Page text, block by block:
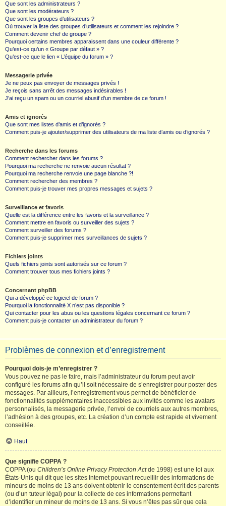
Que sont les administrateurs ?
Que sont les modérateurs ?
Que sont les groupes d’utilisateurs ?
Où trouver la liste des groupes d’utilisateurs et comment les rejoindre ?
Comment devenir chef de groupe ?
Pourquoi certains membres apparaissent dans une couleur différente ?
Qu’est-ce qu’un « Groupe par défaut » ?
Qu’est-ce que le lien « L’équipe du forum » ?
Messagerie privée
Je ne peux pas envoyer de messages privés !
Je reçois sans arrêt des messages indésirables !
J’ai reçu un spam ou un courriel abusif d’un membre de ce forum !
Amis et ignorés
Que sont mes listes d’amis et d’ignorés ?
Comment puis-je ajouter/supprimer des utilisateurs de ma liste d’amis ou d’ignorés ?
Recherche dans les forums
Comment rechercher dans les forums ?
Pourquoi ma recherche ne renvoie aucun résultat ?
Pourquoi ma recherche renvoie une page blanche ?!
Comment rechercher des membres ?
Comment puis-je trouver mes propres messages et sujets ?
Surveillance et favoris
Quelle est la différence entre les favoris et la surveillance ?
Comment mettre en favoris ou surveiller des sujets ?
Comment surveiller des forums ?
Comment puis-je supprimer mes surveillances de sujets ?
Fichiers joints
Quels fichiers joints sont autorisés sur ce forum ?
Comment trouver tous mes fichiers joints ?
Concernant phpBB
Qui a développé ce logiciel de forum ?
Pourquoi la fonctionnalité X n’est pas disponible ?
Qui contacter pour les abus ou les questions légales concernant ce forum ?
Comment puis-je contacter un administrateur du forum ?
Problèmes de connexion et d’enregistrement
Pourquoi dois-je m’enregistrer ?
Vous pouvez ne pas le faire, mais l’administrateur du forum peut avoir
configuré les forums afin qu’il soit nécessaire de s’enregistrer pour poster des
messages. Par ailleurs, l’enregistrement vous permet de bénéficier de
fonctionnalités supplémentaires inaccessibles aux invités comme les avatars
personnalisés, la messagerie privée, l’envoi de courriels aux autres membres,
l’adhésion à des groupes, etc. La création d’un compte est rapide et vivement
conseillée.
Haut
Que signifie COPPA ?
COPPA (ou Children’s Online Privacy Protection Actde 1998) est une loi aux
États-Unis qui dit que les sites Internet pouvant recueillir des informations de
mineurs de moins de 13 ans doivent obtenir le consentement écrit des parents
(ou d’un tuteur légal) pour la collecte de ces informations permettant
d’identifier un mineur de moins de 13 ans. Si vous n’êtes pas sûr que cela